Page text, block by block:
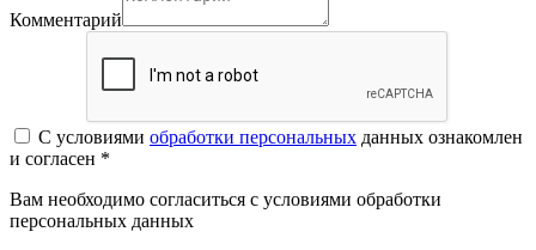
Комментарий
С условиями обработки персональных данных ознакомлен
и согласен *
Вам необходимо согласиться с условиями обработки
персональных данных